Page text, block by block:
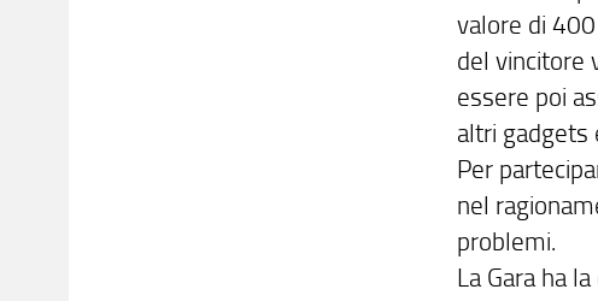
valore di
del vincitore
essere poi
altri gadgets
Per
nel
problemi.
La Gara ha